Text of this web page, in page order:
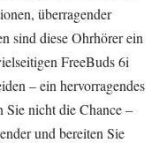
überragender
sind diese Ohrhörer ein
FreeBuds 6i
– ein hervorragendes
Sie nicht die Chance –
und bereiten Sie